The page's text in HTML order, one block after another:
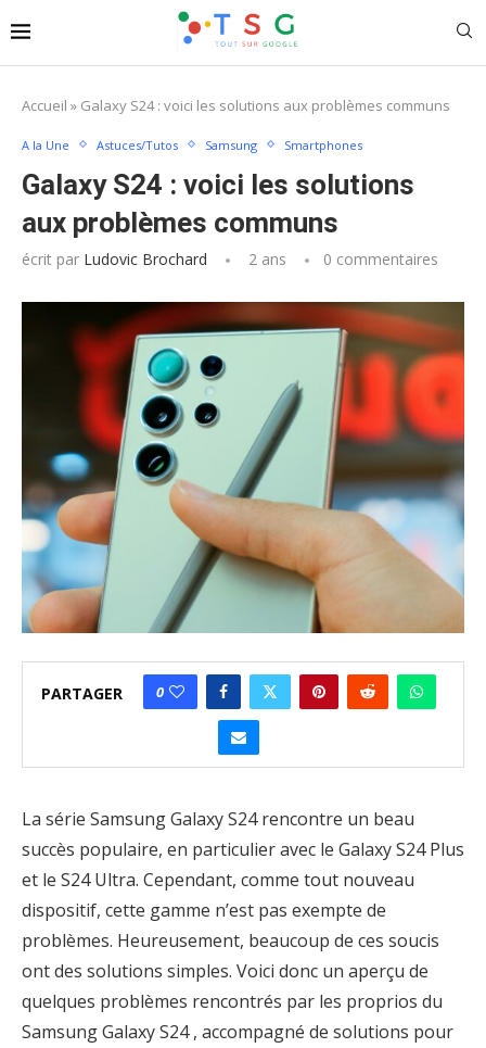
Accueil » Galaxy S24 : voici les solutions aux problèmes communs
A la Une Astuces/Tutos Samsung Smartphones
Galaxy S24 : voici les solutions
aux problèmes communs
écrit par Ludovic Brochard 2 ans 0 commentaires
PARTAGER 0
La série Samsung Galaxy S24 rencontre un beau
succès populaire, en particulier avec le Galaxy S24 Plus
et le S24 Ultra. Cependant, comme tout nouveau
dispositif, cette gamme n’est pas exempte de
problèmes. Heureusement, beaucoup de ces soucis
ont des solutions simples. Voici donc un aperçu de
quelques problèmes rencontrés par les proprios du
Samsung Galaxy S24 , accompagné de solutions pour